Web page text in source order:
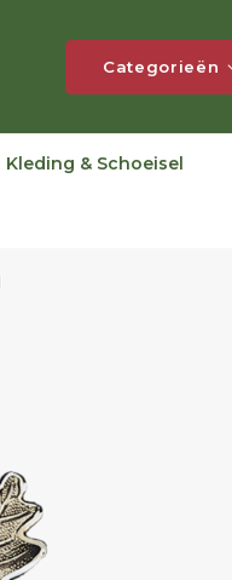
Categorieën
Kleding & Schoeisel